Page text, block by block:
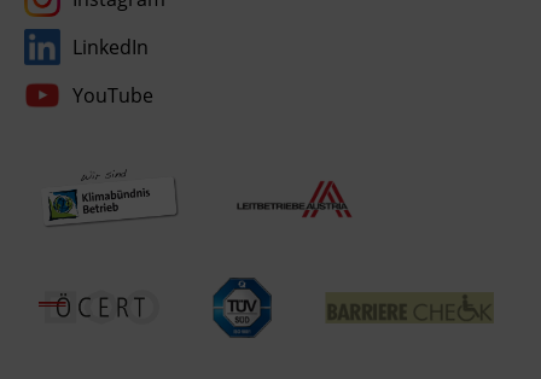
LinkedIn
YouTube